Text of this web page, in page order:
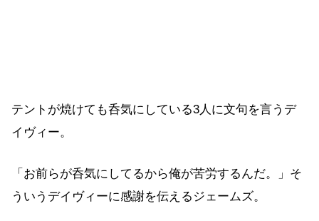
テントが焼けても呑気にしている3人に文句を言うデ
イヴィー。
「お前らが呑気にしてるから俺が苦労するんだ。」そ
ういうデイヴィーに感謝を伝えるジェームズ。